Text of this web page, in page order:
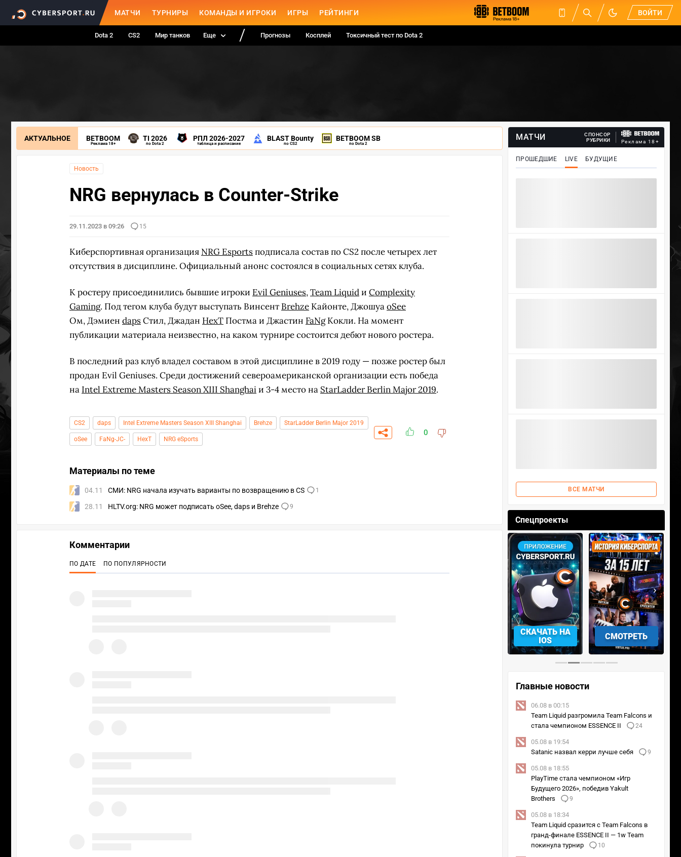
МАТЧИ ТУРНИРЫ КОМАНДЫ И ИГРОКИ ИГРЫ РЕЙТИНГИ ВОЙТИ
Dota 2 CS2 Мир танков Еще Прогнозы Косплей Токсичный тест по Dota 2
АКТУАЛЬНОЕ BETBOOM
Реклама 18+
TI 2026
по Dota 2
РПЛ 2026-2027
таблица и расписание
BLAST Bounty
по CS2
BETBOOM SB
по Dota 2
Новость
NRG вернулась в Counter-Strike
29.11.2023 в 09:26 15
Киберспортивная организация NRG Esportsподписала состав по CS2 после четырех лет
отсутствия в дисциплине. Официальный анонс состоялся в социальных сетях клуба.
К ростеру присоединились бывшие игроки Evil Geniuses,Team Liquidи Complexity
Gaming. Под тегом клуба будут выступать Винсент Brehze Кайонте, ДжошуаoSee
Ом, Дэмиен dapsСтил, Джадан HexT Постма и Джастин FaNgКокли. На момент
публикации материала неизвестно, на каком турнире состоится дебют нового ростера.
В последний раз клуб владел составом в этой дисциплине в 2019 году — позже ростер был
продан Evil Geniuses. Среди достижений североамериканской организации есть победа
на Intel Extreme Masters Season XIII Shanghaiи 3-4 место на StarLadder Berlin Major 2019.
CS2 daps Intel Extreme Masters Season XIII Shanghai Brehze StarLadder Berlin Major 2019
oSee FaNg-JC- HexT NRG eSports
0
Материалы по теме
04.11 СМИ: NRG начала изучать варианты по возвращению в CS 1
28.11 HLTV.org: NRG может подписать oSee, daps и Brehze 9
МАТЧИ
СПОНСОР
РУБРИКИ
Реклама 18+
ПРОШЕДШИЕ LIVE БУДУЩИЕ
ВСЕ МАТЧИ
Спецпроекты
СКАЧАТЬ НА
IOS
СМОТРЕТЬ
‹ ›
Главные новости
06.08 в 00:15
Team Liquid разгромила Team Falcons и
стала чемпионом ESSENCE II
24
05.08 в 19:54
Satanic назвал керри лучше себя
9
05.08 в 18:55
PlayTime стала чемпионом «Игр
Будущего 2026», победив Yakult
Brothers
9
05.08 в 18:34
Team Liquid сразится с Team Falcons в
гранд-финале ESSENCE II — 1w Team
покинула турнир
10
Комментарии
ПО ДАТЕ ПО ПОПУЛЯРНОСТИ